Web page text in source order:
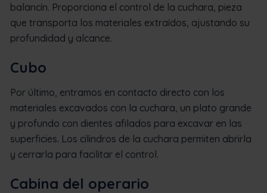
balancín. Proporciona el control de la cuchara, pieza
que transporta los materiales extraídos, ajustando su
profundidad y alcance.
Cubo
Por último, entramos en contacto directo con los
materiales excavados con la cuchara, un plato grande
y profundo con dientes afilados para excavar en las
superficies. Los cilindros de la cuchara permiten abrirla
y cerrarla para facilitar el control.
Cabina del operario